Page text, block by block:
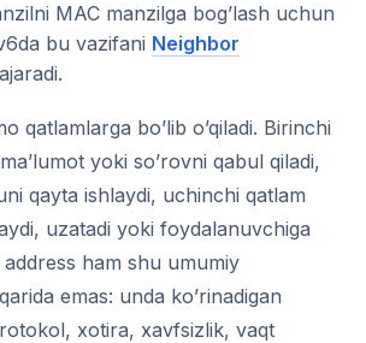
MAC manzilga bog’lash uchun
bu vazifani Neighbor
qatlamlarga bo’lib o’qiladi. Birinchi
yoki so’rovni qabul qiladi,
qayta ishlaydi, uchinchi qatlam
uzatadi yoki foydalanuvchiga
address ham shu umumiy
emas: unda ko’rinadigan
xotira, xavfsizlik, vaqt